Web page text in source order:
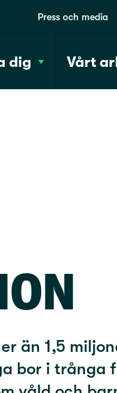
Press och media
dig Vårt
än 1,5
bor i trånga